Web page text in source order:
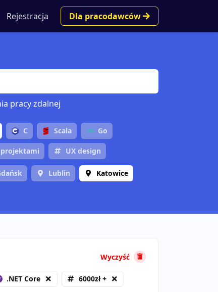
Rejestracja Dla pracodawców
pracy zdalnej
C Scala Go
projektami UX design
Lublin Katowice
Wyczyść
.NET Core 6000zł +